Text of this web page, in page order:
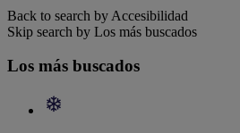
Back to search by Accesibilidad
Skip search by Los más buscados
Los más buscados